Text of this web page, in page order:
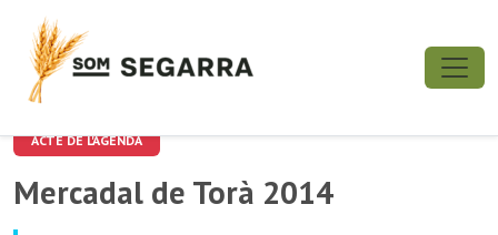
ACTE DE L'AGENDA
Mercadal de Torà 2014